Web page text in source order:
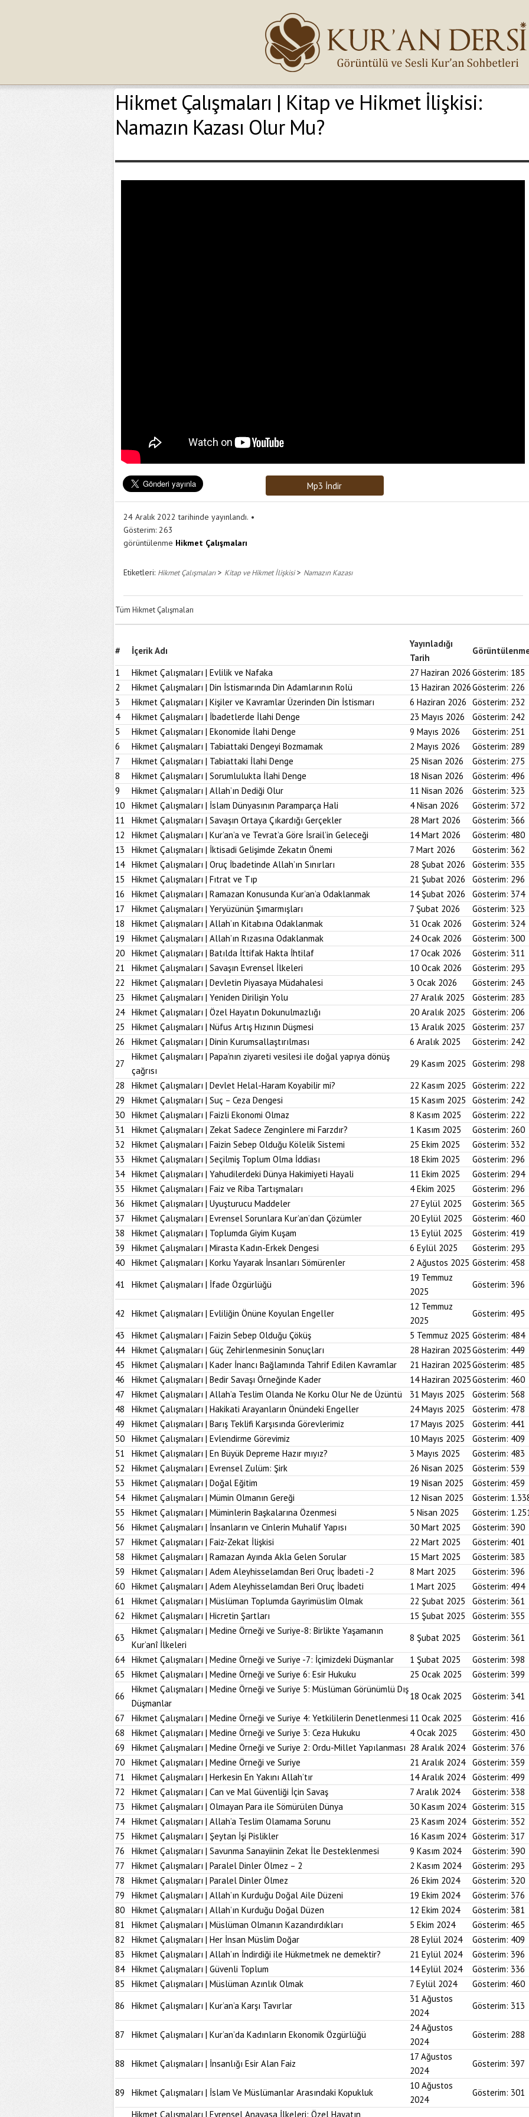
Hikmet Çalışmaları | Kitap ve Hikmet İlişkisi:
Namazın Kazası Olur Mu?
Mp3 İndir
24 Aralık 2022 tarihinde yayınlandı.
Gösterim: 263
görüntülenme Hikmet Çalışmaları
Etiketleri: Hikmet Çalışmaları> Kitap ve Hikmet İlişkisi> Namazın Kazası
Tüm Hikmet Çalışmaları
# İçerik Adı
Yayınladığı
Tarih
1
Hikmet Çalışmaları | Evlilik ve Nafaka 27 Haziran 2026 Gösterim: 185
2
Hikmet Çalışmaları | Din İstismarında Din Adamlarının Rolü 13 Haziran 2026Gösterim: 226
3
Hikmet Çalışmaları | Kişiler ve Kavramlar Üzerinden Din İstismarı 6 Haziran 2026 Gösterim: 232
4
Hikmet Çalışmaları | İbadetlerde İlahi Denge 23 Mayıs 2026 Gösterim: 242
5
Hikmet Çalışmaları | Ekonomide İlahi Denge 9 Mayıs 2026 Gösterim: 251
6
Hikmet Çalışmaları | Tabiattaki Dengeyi Bozmamak 2 Mayıs 2026 Gösterim: 289
7
Hikmet Çalışmaları | Tabiattaki İlahi Denge 25 Nisan 2026 Gösterim: 275
8
Hikmet Çalışmaları | Sorumlulukta İlahi Denge 18 Nisan 2026 Gösterim: 496
9
Hikmet Çalışmaları | Allah’ın Dediği Olur 11 Nisan 2026 Gösterim: 323
10
Hikmet Çalışmaları | İslam Dünyasının Paramparça Hali 4 Nisan 2026 Gösterim: 372
11
Hikmet Çalışmaları | Savaşın Ortaya Çıkardığı Gerçekler 28 Mart 2026 Gösterim: 366
12
Hikmet Çalışmaları | Kur’an’a ve Tevrat’a Göre İsrail’in Geleceği 14 Mart 2026 Gösterim: 480
13
Hikmet Çalışmaları | İktisadi Gelişimde Zekatın Önemi 7 Mart 2026 Gösterim: 362
14
Hikmet Çalışmaları | Oruç İbadetinde Allah’ın Sınırları 28 Şubat 2026 Gösterim: 335
15
Hikmet Çalışmaları | Fıtrat ve Tıp 21 Şubat 2026 Gösterim: 296
16
Hikmet Çalışmaları | Ramazan Konusunda Kur’an’a Odaklanmak 14 Şubat 2026 Gösterim: 374
17
Hikmet Çalışmaları | Yeryüzünün Şımarmışları 7 Şubat 2026 Gösterim: 323
18
Hikmet Çalışmaları | Allah’ın Kitabına Odaklanmak 31 Ocak 2026 Gösterim: 324
19
Hikmet Çalışmaları | Allah’ın Rızasına Odaklanmak 24 Ocak 2026 Gösterim: 300
20
Hikmet Çalışmaları | Batılda İttifak Hakta İhtilaf 17 Ocak 2026 Gösterim: 311
21
Hikmet Çalışmaları | Savaşın Evrensel İlkeleri 10 Ocak 2026 Gösterim: 293
22
Hikmet Çalışmaları | Devletin Piyasaya Müdahalesi 3 Ocak 2026 Gösterim: 243
23
Hikmet Çalışmaları | Yeniden Dirilişin Yolu 27 Aralık 2025 Gösterim: 283
24
Hikmet Çalışmaları | Özel Hayatın Dokunulmazlığı 20 Aralık 2025 Gösterim: 206
25
Hikmet Çalışmaları | Nüfus Artış Hızının Düşmesi 13 Aralık 2025 Gösterim: 237
26
Hikmet Çalışmaları | Dinin Kurumsallaştırılması 6 Aralık 2025 Gösterim: 242
27
Hikmet Çalışmaları | Papa’nın ziyareti vesilesi ile doğal yapıya dönüş
çağrısı
29 Kasım 2025 Gösterim: 298
28
Hikmet Çalışmaları | Devlet Helal-Haram Koyabilir mi? 22 Kasım 2025 Gösterim: 222
29
Hikmet Çalışmaları | Suç – Ceza Dengesi 15 Kasım 2025 Gösterim: 242
30
Hikmet Çalışmaları | Faizli Ekonomi Olmaz 8 Kasım 2025 Gösterim: 222
31
Hikmet Çalışmaları | Zekat Sadece Zenginlere mi Farzdır? 1 Kasım 2025 Gösterim: 260
32
Hikmet Çalışmaları | Faizin Sebep Olduğu Kölelik Sistemi 25 Ekim 2025 Gösterim: 332
33
Hikmet Çalışmaları | Seçilmiş Toplum Olma İddiası 18 Ekim 2025 Gösterim: 296
34
Hikmet Çalışmaları | Yahudilerdeki Dünya Hakimiyeti Hayali 11 Ekim 2025 Gösterim: 294
35
Hikmet Çalışmaları | Faiz ve Riba Tartışmaları 4 Ekim 2025 Gösterim: 296
36
Hikmet Çalışmaları | Uyuşturucu Maddeler 27 Eylül 2025 Gösterim: 365
37
Hikmet Çalışmaları | Evrensel Sorunlara Kur’an’dan Çözümler 20 Eylül 2025 Gösterim: 460
38
Hikmet Çalışmaları | Toplumda Giyim Kuşam 13 Eylül 2025 Gösterim: 419
39
Hikmet Çalışmaları | Mirasta Kadın-Erkek Dengesi 6 Eylül 2025 Gösterim: 293
40
Hikmet Çalışmaları | Korku Yayarak İnsanları Sömürenler 2 Ağustos 2025 Gösterim: 458
41
Hikmet Çalışmaları | İfade Özgürlüğü
19 Temmuz
2025
Gösterim: 396
42 Hikmet Çalışmaları | Evliliğin Önüne Koyulan Engeller
12 Temmuz
2025
Gösterim: 495
43
Hikmet Çalışmaları | Faizin Sebep Olduğu Çöküş 5 Temmuz 2025 Gösterim: 484
44
Hikmet Çalışmaları | Güç Zehirlenmesinin Sonuçları 28 Haziran 2025Gösterim: 449
45
Hikmet Çalışmaları | Kader İnancı Bağlamında Tahrif Edilen Kavramlar 21 Haziran 2025Gösterim: 485
46
Hikmet Çalışmaları | Bedir Savaşı Örneğinde Kader 14 Haziran 2025Gösterim: 460
47
Hikmet Çalışmaları | Allah’a Teslim Olanda Ne Korku Olur Ne de Üzüntü 31 Mayıs 2025 Gösterim: 568
48
Hikmet Çalışmaları | Hakikati Arayanların Önündeki Engeller 24 Mayıs 2025 Gösterim: 478
49
Hikmet Çalışmaları | Barış Teklifi Karşısında Görevlerimiz 17 Mayıs 2025 Gösterim: 441
50
Hikmet Çalışmaları | Evlendirme Görevimiz 10 Mayıs 2025 Gösterim: 409
51
Hikmet Çalışmaları | En Büyük Depreme Hazır mıyız? 3 Mayıs 2025 Gösterim: 483
52
Hikmet Çalışmaları | Evrensel Zulüm: Şirk 26 Nisan 2025 Gösterim: 539
53
Hikmet Çalışmaları | Doğal Eğitim 19 Nisan 2025 Gösterim: 459
54
Hikmet Çalışmaları | Mümin Olmanın Gereği 12 Nisan 2025 Gösterim:
55
Hikmet Çalışmaları | Müminlerin Başkalarına Özenmesi 5 Nisan 2025 Gösterim:
56
Hikmet Çalışmaları | İnsanların ve Cinlerin Muhalif Yapısı 30 Mart 2025 Gösterim: 390
57
Hikmet Çalışmaları | Faiz-Zekat İlişkisi 22 Mart 2025 Gösterim: 401
58
Hikmet Çalışmaları | Ramazan Ayında Akla Gelen Sorular 15 Mart 2025 Gösterim: 383
59
Hikmet Çalışmaları | Adem Aleyhisselamdan Beri Oruç İbadeti -2 8 Mart 2025 Gösterim: 396
60
Hikmet Çalışmaları | Adem Aleyhisselamdan Beri Oruç İbadeti 1 Mart 2025 Gösterim: 494
61
Hikmet Çalışmaları | Müslüman Toplumda Gayrimüslim Olmak 22 Şubat 2025 Gösterim: 361
62
Hikmet Çalışmaları | Hicretin Şartları 15 Şubat 2025 Gösterim: 355
63
Hikmet Çalışmaları | Medine Örneği ve Suriye-8: Birlikte Yaşamanın
Kur’anî İlkeleri
8 Şubat 2025 Gösterim: 361
64
Hikmet Çalışmaları | Medine Örneği ve Suriye -7: İçimizdeki Düşmanlar 1 Şubat 2025 Gösterim: 398
65
Hikmet Çalışmaları | Medine Örneği ve Suriye 6: Esir Hukuku 25 Ocak 2025 Gösterim: 399
66
Hikmet Çalışmaları | Medine Örneği ve Suriye 5: Müslüman Görünümlü Dış
Düşmanlar
18 Ocak 2025 Gösterim: 341
67
Hikmet Çalışmaları | Medine Örneği ve Suriye 4: Yetkililerin Denetlenmesi 11 Ocak 2025 Gösterim: 416
68
Hikmet Çalışmaları | Medine Örneği ve Suriye 3: Ceza Hukuku 4 Ocak 2025 Gösterim: 430
69
Hikmet Çalışmaları | Medine Örneği ve Suriye 2: Ordu-Millet Yapılanması 28 Aralık 2024 Gösterim: 376
70
Hikmet Çalışmaları | Medine Örneği ve Suriye 21 Aralık 2024 Gösterim: 359
71
Hikmet Çalışmaları | Herkesin En Yakını Allah’tır 14 Aralık 2024 Gösterim: 499
72
Hikmet Çalışmaları | Can ve Mal Güvenliği İçin Savaş 7 Aralık 2024 Gösterim: 338
73
Hikmet Çalışmaları | Olmayan Para ile Sömürülen Dünya 30 Kasım 2024 Gösterim: 315
74
Hikmet Çalışmaları | Allah’a Teslim Olamama Sorunu 23 Kasım 2024 Gösterim: 352
75
Hikmet Çalışmaları | Şeytan İşi Pislikler 16 Kasım 2024 Gösterim: 317
76
Hikmet Çalışmaları | Savunma Sanayiinin Zekat İle Desteklenmesi 9 Kasım 2024 Gösterim: 390
77
Hikmet Çalışmaları | Paralel Dinler Ölmez – 2 2 Kasım 2024 Gösterim: 293
78
Hikmet Çalışmaları | Paralel Dinler Ölmez 26 Ekim 2024 Gösterim: 320
79
Hikmet Çalışmaları | Allah’ın Kurduğu Doğal Aile Düzeni 19 Ekim 2024 Gösterim: 376
80
Hikmet Çalışmaları | Allah’ın Kurduğu Doğal Düzen 12 Ekim 2024 Gösterim: 381
81
Hikmet Çalışmaları | Müslüman Olmanın Kazandırdıkları 5 Ekim 2024 Gösterim: 465
82
Hikmet Çalışmaları | Her İnsan Müslim Doğar 28 Eylül 2024 Gösterim: 409
83
Hikmet Çalışmaları | Allah’ın İndirdiği ile Hükmetmek ne demektir? 21 Eylül 2024 Gösterim: 396
84
Hikmet Çalışmaları | Güvenli Toplum 14 Eylül 2024 Gösterim: 336
85
Hikmet Çalışmaları | Müslüman Azınlık Olmak 7 Eylül 2024 Gösterim: 460
86
Hikmet Çalışmaları | Kur’an’a Karşı Tavırlar
31 Ağustos
2024
Gösterim: 313
87 Hikmet Çalışmaları | Kur’an’da Kadınların Ekonomik Özgürlüğü
24 Ağustos
2024
Gösterim: 288
88 Hikmet Çalışmaları | İnsanlığı Esir Alan Faiz
17 Ağustos
2024
Gösterim: 397
89 Hikmet Çalışmaları | İslam Ve Müslümanlar Arasındaki Kopukluk
10 Ağustos
2024
Gösterim: 301
Hikmet Çalışmaları | Evrensel Anayasa İlkeleri: Özel Hayatın